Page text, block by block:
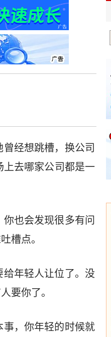
经想跳槽，换公司
上去哪家公司都是一
也会发现很多有问
槽点。
年轻人让位了。没
要你了。
事，你年轻的时候就